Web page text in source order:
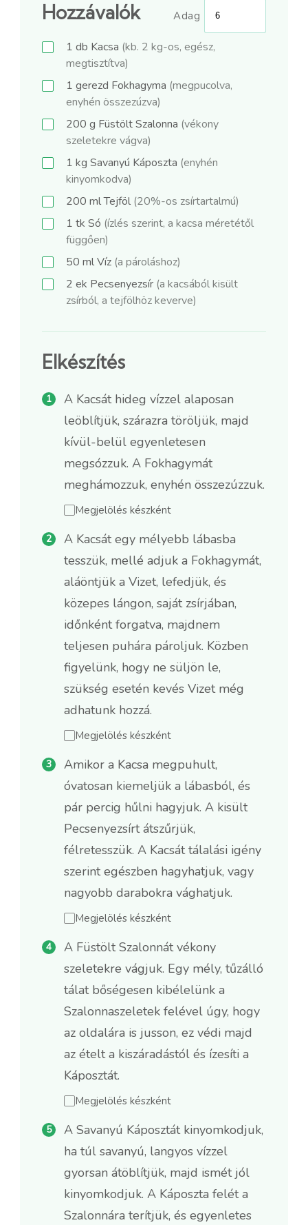
Hozzávalók Adag
1 db Kacsa (kb. 2 kg-os, egész,
megtisztítva)
1 gerezd Fokhagyma (megpucolva,
enyhén összezúzva)
200 g Füstölt Szalonna (vékony
szeletekre vágva)
1 kg Savanyú Káposzta (enyhén
kinyomkodva)
200 mlTejföl (20%-os zsírtartalmú)
1 tk Só (ízlés szerint, a kacsa méretétől
függően)
50 mlVíz (a pároláshoz)
2 ek Pecsenyezsír (a kacsából kisült
zsírból, a tejfölhöz keverve)
Elkészítés
A Kacsát hideg vízzel alaposan
leöblítjük, szárazra töröljük, majd
kívül-belül egyenletesen
megsózzuk. A Fokhagymát
meghámozzuk, enyhén összezúzzuk.
Megjelölés készként
A Kacsát egy mélyebb lábasba
tesszük, mellé adjuk a Fokhagymát,
aláöntjük a Vizet, lefedjük, és
közepes lángon, saját zsírjában,
időnként forgatva, majdnem
teljesen puhára pároljuk. Közben
figyelünk, hogy ne süljön le,
szükség esetén kevés Vizet még
adhatunk hozzá.
Megjelölés készként
Amikor a Kacsa megpuhult,
óvatosan kiemeljük a lábasból, és
pár percig hűlni hagyjuk. A kisült
Pecsenyezsírt átszűrjük,
félretesszük. A Kacsát tálalási igény
szerint egészben hagyhatjuk, vagy
nagyobb darabokra vághatjuk.
Megjelölés készként
A Füstölt Szalonnát vékony
szeletekre vágjuk. Egy mély, tűzálló
tálat bőségesen kibélelünk a
Szalonnaszeletek felével úgy, hogy
az oldalára is jusson, ez védi majd
az ételt a kiszáradástól és ízesíti a
Káposztát.
Megjelölés készként
A Savanyú Káposztát kinyomkodjuk,
ha túl savanyú, langyos vízzel
gyorsan átöblítjük, majd ismét jól
kinyomkodjuk. A Káposzta felét a
Szalonnára terítjük, és egyenletes